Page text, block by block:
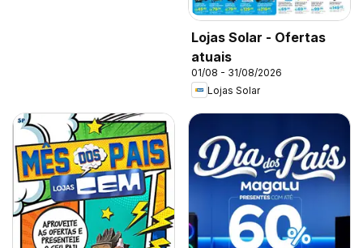
Lojas Solar - Ofertas
atuais
01/08 - 31/08/2026
Lojas Solar